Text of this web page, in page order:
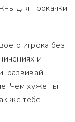
для прокачки.
игрока без
и
развивай
Чем хуже ты
же тебе